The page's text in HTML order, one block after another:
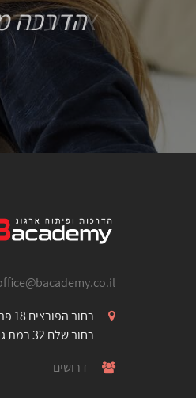
הדרכה
רחוב הפורצים 18 פתח תקווה
רחוב שלם 32 רמת גן
דרושים